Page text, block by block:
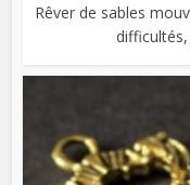
Rêver de sables